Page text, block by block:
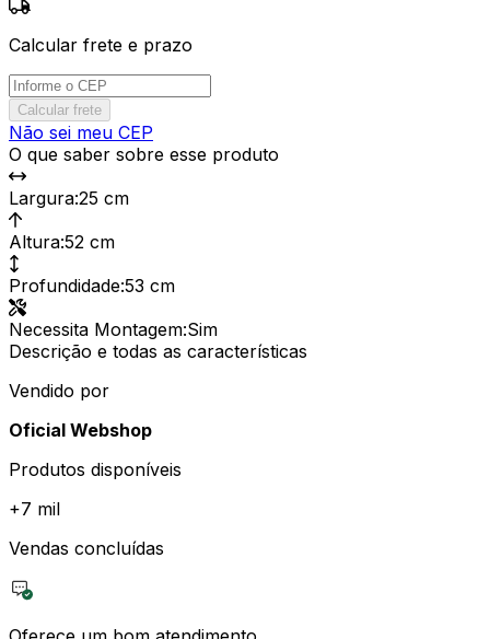
Calcular frete e prazo
Calcular frete
Não sei meu CEP
O que saber sobre esse produto
Largura:25 cm
Altura:52 cm
Profundidade:53 cm
Necessita Montagem:Sim
Descrição e todas as características
Vendido por
Oficial Webshop
Produtos disponíveis
+7 mil
Vendas concluídas